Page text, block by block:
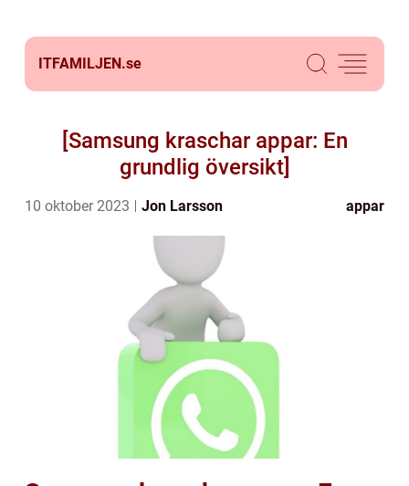
ITFAMILJEN.se
[Samsung kraschar appar: En
grundlig översikt]
10 oktober 2023 Jon Larsson appar